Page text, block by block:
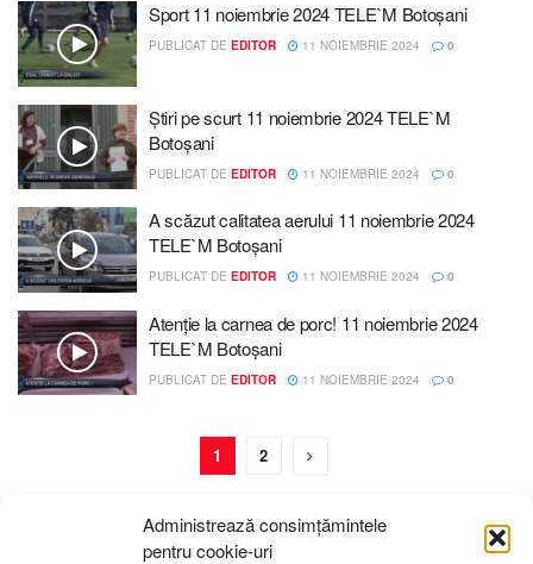
Administrează consimțămintele
pentru cookie-uri
Sport 11 noiembrie 2024 TELE`M Botoșani
PUBLICAT DE EDITOR 11 NOIEMBRIE 2024 0
Știri pe scurt 11 noiembrie 2024 TELE`M
Botoșani
PUBLICAT DE EDITOR 11 NOIEMBRIE 2024 0
A scăzut calitatea aerului 11 noiembrie 2024
TELE`M Botoșani
PUBLICAT DE EDITOR 11 NOIEMBRIE 2024 0
Atenție la carnea de porc! 11 noiembrie 2024
TELE`M Botoșani
PUBLICAT DE EDITOR 11 NOIEMBRIE 2024 0
1 2